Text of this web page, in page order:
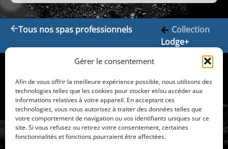
Gérer le consentement
Afin de vous offrir la meilleure expérience possible, nous utilisons des
technologies telles que les cookies pour stocker et/ou accéder aux
informations relatives à votre appareil. En acceptant ces
technologies, vous nous autorisez à traiter des données telles que
votre comportement de navigation ou vos identifiants uniques sur ce
site. Si vous refusez ou retirez votre consentement, certaines
fonctionnalités et fonctions pourraient être affectées.
Tous nos spas professionnels
Collection
Lodge+
Jacuzzi-
Atlantique
L'excellence
Jacuzzi
Nous
contacter
Prendre
Nos spas
Spas
pour
les
particuliers
Spas
pour
13 Rue Lambertz
Villeneuve les